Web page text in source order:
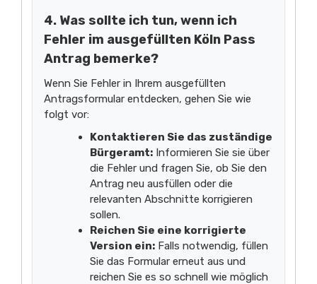
4. Was sollte ich tun, wenn ich
Fehler im ausgefüllten Köln Pass
Antrag bemerke?
Wenn Sie Fehler in Ihrem ausgefüllten
Antragsformular entdecken, gehen Sie wie
folgt vor:
Kontaktieren Sie das zuständige
Bürgeramt: Informieren Sie sie über
die Fehler und fragen Sie, ob Sie den
Antrag neu ausfüllen oder die
relevanten Abschnitte korrigieren
sollen.
Reichen Sie eine korrigierte
Version ein: Falls notwendig, füllen
Sie das Formular erneut aus und
reichen Sie es so schnell wie möglich